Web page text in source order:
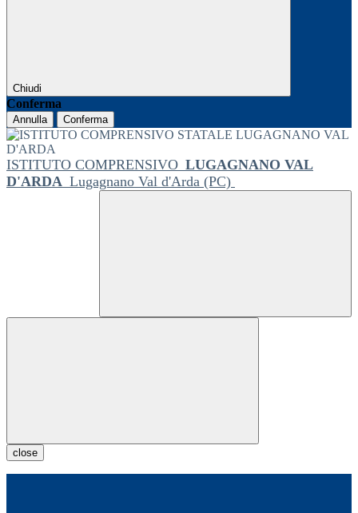
Chiudi
Conferma
Annulla Conferma
ISTITUTO COMPRENSIVO LUGAGNANO VAL
D'ARDA Lugagnano Val d'Arda (PC)
close